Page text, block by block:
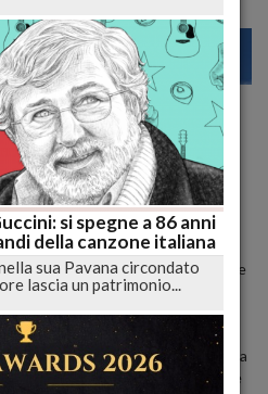
27 VENEZIA
2025 18:09
libreria il settimo episodio
da Luca Enoch
di Gea grazie all’arrivo in
16 maggio, del settimo volume
daLuca Enoch:GEA 7. LA
e dormigliona, estroversa ma
è così, impossibile da etichettare
si spegne a 86 anni
della canzone italiana
sua Pavana circondato
lascia un patrimonio...